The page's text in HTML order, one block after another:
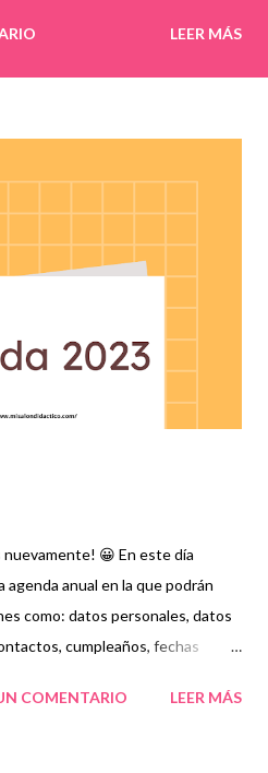
LEER MÁS
nuevamente! 😀 En este día
anual en la que podrán
como: datos personales, datos
cumpleaños, fechas
las actividades que
COMENTARIO LEER MÁS